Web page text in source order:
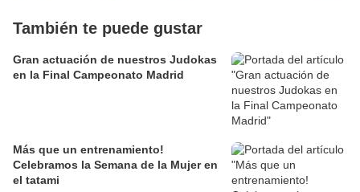
También te puede gustar
Gran actuación de nuestros Judokas
en la Final Campeonato Madrid
Más que un entrenamiento!
Celebramos la Semana de la Mujer en
el tatami